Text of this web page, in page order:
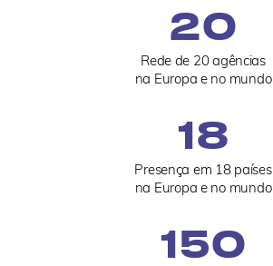
Rede de 20 agências
na Europa e no mundo
20
Presença em 18 países
na Europa e no mundo
18
150